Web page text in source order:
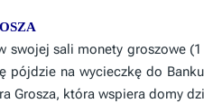
swojej sali monety groszowe
pójdzie na wycieczkę do
Grosza, która wspiera domy